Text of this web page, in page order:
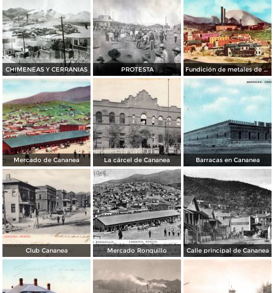
CHIMENEAS Y CERRANIAS PROTESTA Fundición de metales de Cananea
Mercado de Cananea La cárcel de Cananea Barracas en Cananea
Club Cananea Mercado Ronquillo Calle principal de Cananea